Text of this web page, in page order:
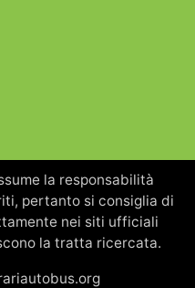
la responsabilità
pertanto si consiglia di
nei siti ufficiali
la tratta ricercata.